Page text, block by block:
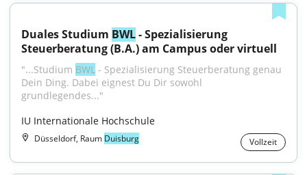
Duales Studium BWL - Spezialisierung
Steuerberatung (B.A.) am Campus oder virtuell
"...Studium BWL - Spezialisierung Steuerberatung genau
Dein Ding. Dabei eignest Du Dir sowohl
grundlegendes..."
IU Internationale Hochschule
Düsseldorf, Raum Duisburg Vollzeit